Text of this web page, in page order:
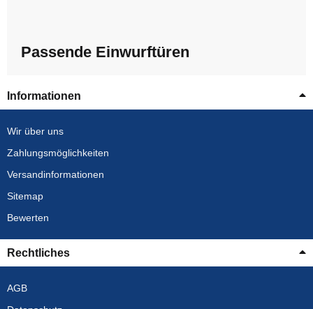
Passende Einwurftüren
Informationen
Wir über uns
Zahlungsmöglichkeiten
Versandinformationen
Sitemap
Bewerten
Rechtliches
AGB